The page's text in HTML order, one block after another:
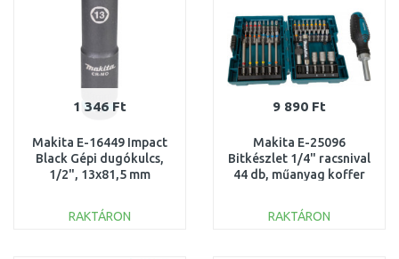
1 346 Ft
Makita E-16449 Impact
Black Gépi dugókulcs,
1/2", 13x81,5 mm
RAKTÁRON
9 890 Ft
Makita E-25096
Bitkészlet 1/4" racsnival
44 db, műanyag koffer
RAKTÁRON